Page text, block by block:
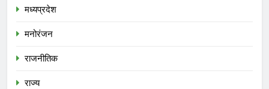
मध्‍यप्रदेश
मनोरंजन
राजनीतिक
राज्य